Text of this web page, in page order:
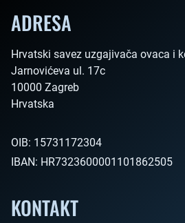
ADRESA
Hrvatski savez uzgajivača ovaca i
Jarnovićeva ul. 17c
10000 Zagreb
Hrvatska
OIB: 15731172304
IBAN: HR7323600001101862505
KONTAKT